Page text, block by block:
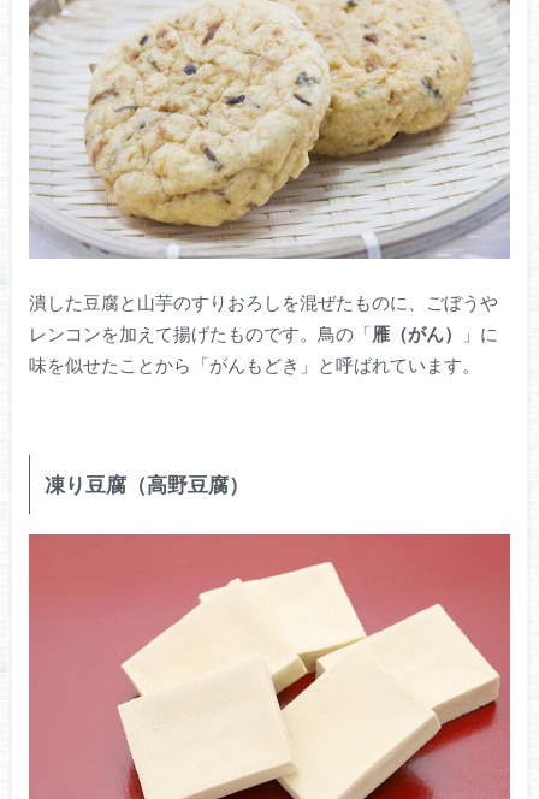
潰した豆腐と山芋のすりおろしを混ぜたものに、ごぼうや
レンコンを加えて揚げたものです。鳥の「雁（がん）
」に
味を似せたことから「がんもどき」と呼ばれています。
凍り豆腐（高野豆腐）